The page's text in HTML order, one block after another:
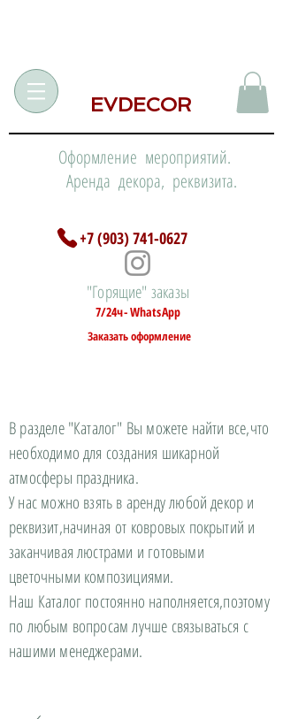
EVDECOR
Оформление мероприятий.
Аренда декора, реквизита.
+7 (903) 741-0627
"Горящие" заказы
7/24ч- WhatsApp
Заказать оформление
В разделе "Каталог" Вы можете найти все,что
необходимо для создания шикарной
атмосферы праздника.
У нас можно взять в аренду любой декор и
реквизит,начиная от ковровых покрытий и
заканчивая люстрами и готовыми
цветочными композициями.
Наш Каталог постоянно наполняется,поэтому
по любым вопросам лучше связываться с
нашими менеджерами.